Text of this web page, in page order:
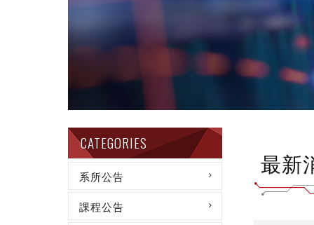
CATEGORIES
系所公告
課程公告
最新